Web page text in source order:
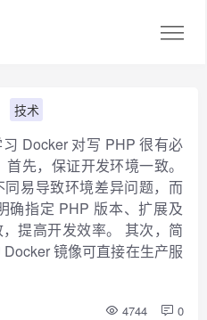
技术
Docker 对写 PHP 很有必
先，保证开发环境一致。
易导致环境差异问题，而
确指定 PHP 版本、扩展及
提高开发效率。 其次，简
镜像可直接在生产服
4744 0